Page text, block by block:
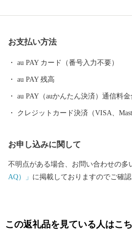
だき、ご協力ご支援いただきますよう
お支払い方法
au PAY カード（番号入力不要）
au PAY 残高
au PAY（auかんたん決済）通信料
クレジットカード決済（VISA、
お申し込みに関して
不明点がある場合、お問い合わせの多
AQ）」 に掲載しておりますのでご確認
この返礼品を見ている人はこ